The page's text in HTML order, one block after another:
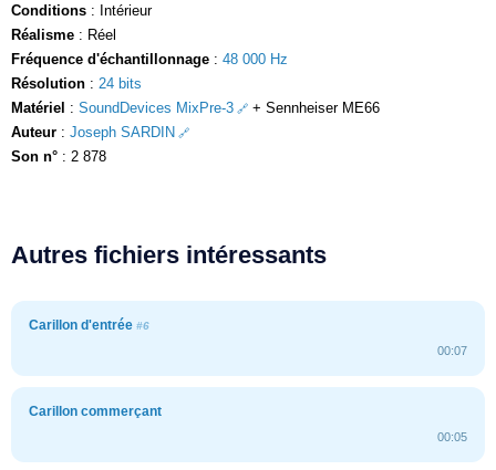
Conditions : Intérieur
Réalisme : Réel
Fréquence d'échantillonnage : 48 000 Hz
Résolution : 24 bits
Matériel : SoundDevices MixPre-3
+ Sennheiser ME66
Auteur : Joseph SARDIN
Son n° : 2 878
Autres fichiers intéressants
Carillon d'entrée #6
00:07
Carillon commerçant
00:05